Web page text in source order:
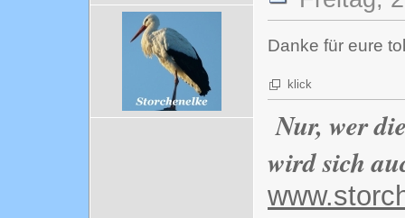
Danke für eure
klick
Nur, wer
wird sich